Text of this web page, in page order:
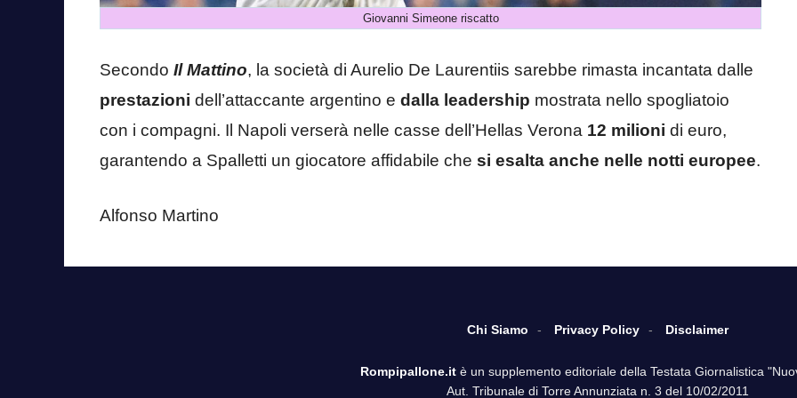
Giovanni Simeone riscatto
Secondo Il Mattino, la società di Aurelio De Laurentiis sarebbe rimasta incantata dalle
prestazioni dell’attaccante argentino e dalla leadership mostrata nello spogliatoio
con i compagni. Il Napoli verserà nelle casse dell’Hellas Verona 12 milioni di euro,
garantendo a Spalletti un giocatore affidabile che si esalta anche nelle notti europee.
Alfonso Martino
Chi Siamo Privacy Policy Disclaimer
Rompipallone.it è un supplemento editoriale della Testata Giornalistica
Aut. Tribunale di Torre Annunziata n. 3 del 10/02/2011